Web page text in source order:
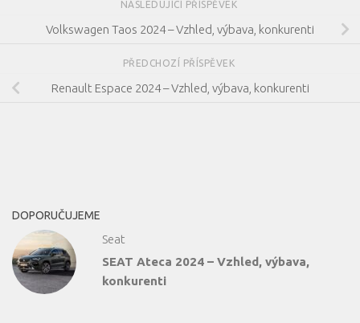
NÁSLEDUJÍCÍ PŘÍSPĚVEK
Volkswagen Taos 2024 – Vzhled, výbava, konkurenti
PŘEDCHOZÍ PŘÍSPĚVEK
Renault Espace 2024 – Vzhled, výbava, konkurenti
DOPORUČUJEME
Seat
SEAT Ateca 2024 – Vzhled, výbava,
konkurenti